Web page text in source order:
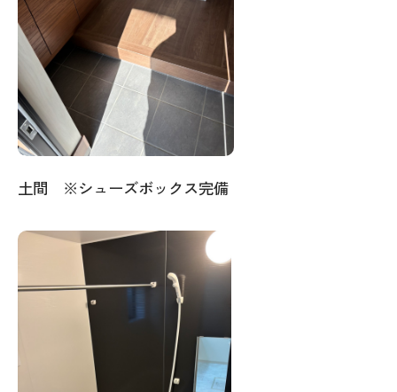
土間 ※シューズボックス完備